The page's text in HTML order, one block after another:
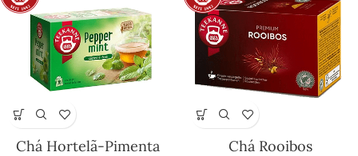
Chá Hortelã-Pimenta Chá Rooibos